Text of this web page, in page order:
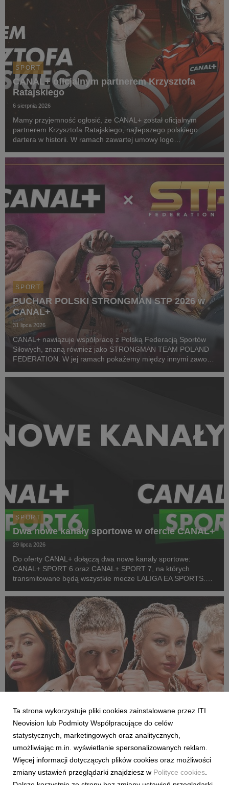
SPORT
CANAL+ oficjalnym partnerem Krzysztofa
Ratajskiego
6 sierpnia 2026
Mamy przyjemność ogłosić, że CANAL+ został oficjalnym
partnerem Krzysztofa Ratajskiego, najlepszego polskiego
dartera w historii. W ramach zawartej umowy logo
startowych naszego zawodnika podczas
SPORT
PUCHAR POLSKI STRONGMAN STP 2026 w
CANAL+
31 lipca 2026
CANAL+ nawiązuje współpracę z Polską Federacją Sportów
Siłowych, znaną również jako STRONGMAN TEAM POLAND
FEDERATION. W jej ramach pokażemy między innymi zawody
Pierwszym wydarzeniem prezentowanym w CANAL+ SPORT 5
SPORT
Dwa nowe kanały sportowe w ofercie CANAL+
29 lipca 2026
Do oferty CANAL+ dołączą dwa nowe kanały sportowe:
CANAL+ SPORT 6 oraz CANAL+ SPORT 7, na których
transmitowane będą wszystkie mecze LALIGA EA SPORTS.
pierwszej kolejki sezonu 2026/27 ligi hiszpańskiej, po formaln...
SPORT
Pełne walki półfinałowe „Projekt Fighter” już
w serwisie streamingowym CANAL+
29 lipca 2026
W serwisie streamingowym CANAL+ opublikowano dodatkowy,
Ta strona wykorzystuje pliki cookies zainstalowane przez ITI
Neovision lub Podmioty Współpracujące do celów
statystycznych, marketingowych oraz analitycznych,
umożliwiając m.in. wyświetlanie spersonalizowanych reklam.
Więcej informacji dotyczących plików cookies oraz możliwości
zmiany ustawień przeglądarki znajdziesz w Polityce cookies